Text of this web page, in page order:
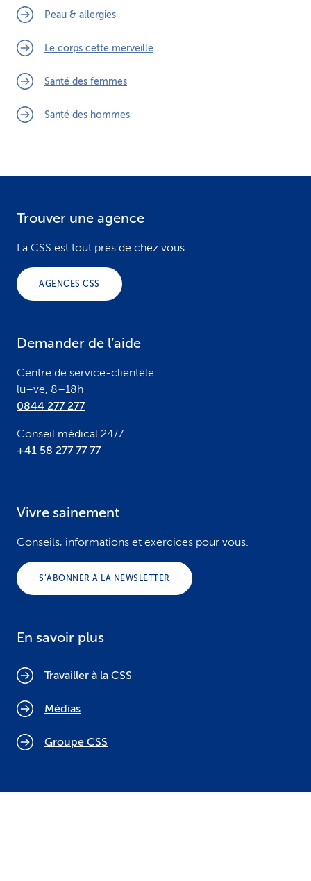
Peau & allergies
Le corps cette merveille
Santé des femmes
Santé des hommes
Trouver une agence
La CSS est tout près de chez vous.
AGENCES CSS
Demander de l’aide
Centre de service-clientèle
lu–ve, 8–18h
0844 277 277
Conseil médical 24/7
+41 58 277 77 77
Vivre sainement
Conseils, informations et exercices pour vous.
S’ABONNER À LA NEWSLETTER
En savoir plus
Travailler à la CSS
Médias
Groupe CSS